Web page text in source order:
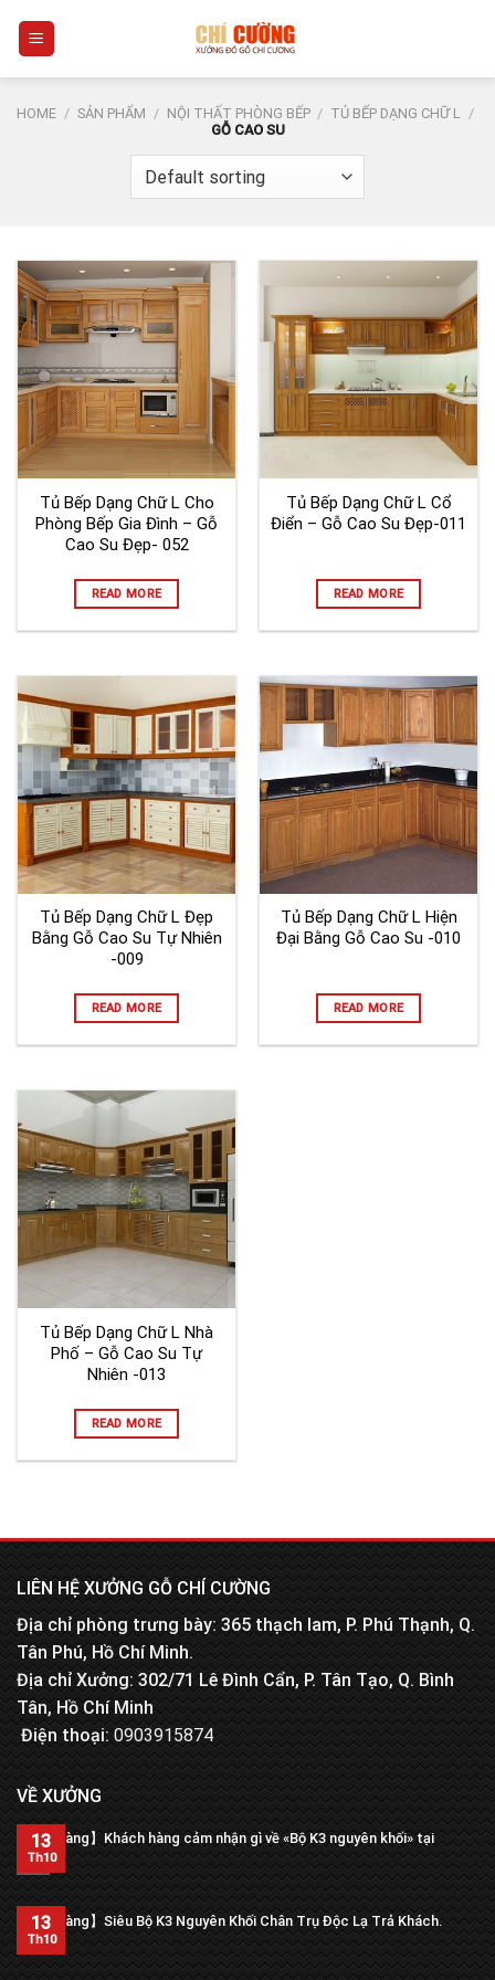
HOME / SẢN PHẨM / NỘI THẤT PHÒNG BẾP / TỦ BẾP DẠNG CHỮ L /
GỖ CAO SU
Tủ Bếp Dạng Chữ L Cho
Phòng Bếp Gia Đình – Gỗ
Cao Su Đẹp- 052
READ MORE
Tủ Bếp Dạng Chữ L Cổ
Điển – Gỗ Cao Su Đẹp-011
READ MORE
Tủ Bếp Dạng Chữ L Đẹp
Bằng Gỗ Cao Su Tự Nhiên
-009
READ MORE
Tủ Bếp Dạng Chữ L Hiện
Đại Bằng Gỗ Cao Su -010
READ MORE
Tủ Bếp Dạng Chữ L Nhà
Phố – Gỗ Cao Su Tự
Nhiên -013
READ MORE
LIÊN HỆ XƯỞNG GỖ CHÍ CƯỜNG
Địa chỉ phòng trưng bày: 365 thạch lam, P. Phú Thạnh, Q.
Tân Phú, Hồ Chí Minh.
Địa chỉ Xưởng: 302/71 Lê Đình Cẩn, P. Tân Tạo, Q. Bình
Tân, Hồ Chí Minh
Điện thoại:0903915874
VỀ XƯỞNG
【Trả hàng】Khách hàng cảm nhận gì về «Bộ K3 nguyên khối» tại
xưởng?
13
Th10
【Trả hàng】Siêu Bộ K3 Nguyên Khối Chân Trụ Độc Lạ Trả Khách.
13
Th10